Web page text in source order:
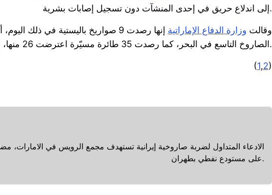
إلى اندلاع حريق في إحدى المنشآت دون تسجيل إصابات بشرية.
وقالت وزارة الدفاع الإماراتية
الصاروخ التاسع في البحر، كما رصدت 35 طائرة مسيّرة اعترضت 26 منها، بينما سقطت 9 داخل الأراضي الإماراتية.
(1,2)
الادعاء المتداول لضربة صاروخية إيرانية تستهدف مجمع الرويس في الامارات،
على مستودع نفطي بطهران.